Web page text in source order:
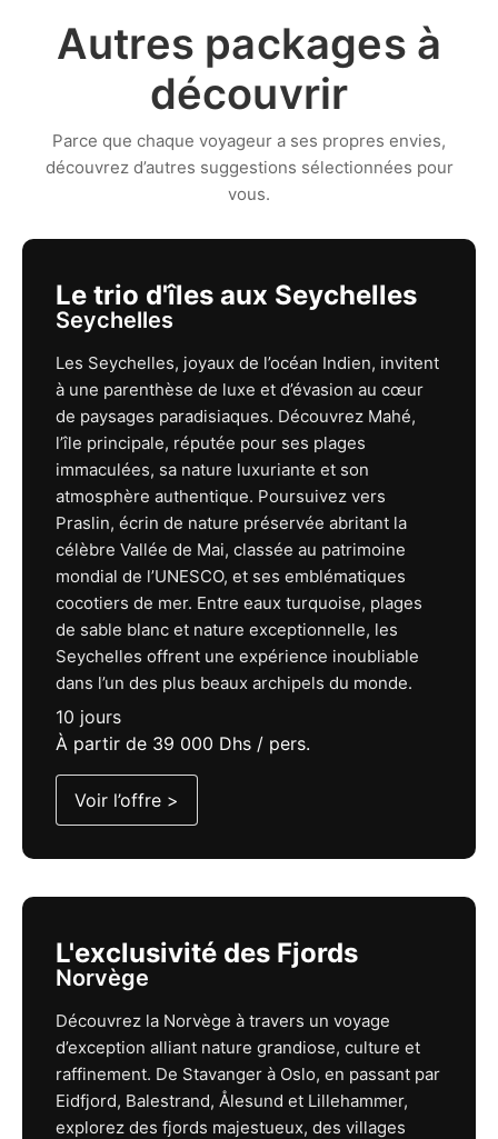
Autres packages à
découvrir
Parce que chaque voyageur a ses propres envies,
découvrez d’autres suggestions sélectionnées pour
vous.
Le trio d'îles aux Seychelles
Seychelles
Les Seychelles, joyaux de l’océan Indien, invitent
à une parenthèse de luxe et d’évasion au cœur
de paysages paradisiaques. Découvrez Mahé,
l’île principale, réputée pour ses plages
immaculées, sa nature luxuriante et son
atmosphère authentique. Poursuivez vers
Praslin, écrin de nature préservée abritant la
célèbre Vallée de Mai, classée au patrimoine
mondial de l’UNESCO, et ses emblématiques
cocotiers de mer. Entre eaux turquoise, plages
de sable blanc et nature exceptionnelle, les
Seychelles offrent une expérience inoubliable
dans l’un des plus beaux archipels du monde.
10 jours
À partir de 39 000 Dhs / pers.
Voir l’offre >
L'exclusivité des Fjords
Norvège
Découvrez la Norvège à travers un voyage
d’exception alliant nature grandiose, culture et
raffinement. De Stavanger à Oslo, en passant par
Eidfjord, Balestrand, Ålesund et Lillehammer,
explorez des fjords majestueux, des villages